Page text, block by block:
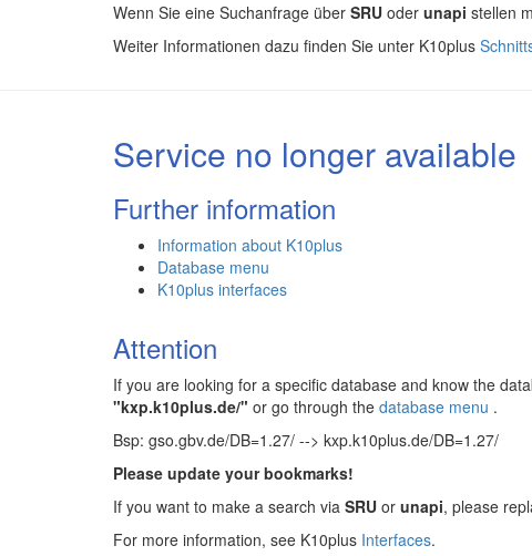
Wenn Sie eine Suchanfrage über SRU oder unapi stellen
Weiter Informationen dazu finden Sie unter K10plus
Service no longer available
Further information
Information about K10plus
Database menu
K10plus interfaces
Attention
If you are looking for a specific database and know the
"kxp.k10plus.de/" or go through the database menu .
Bsp: gso.gbv.de/DB=1.27/ --> kxp.k10plus.de/DB=1.27/
Please update your bookmarks!
If you want to make a search via SRU or unapi, please
For more information, see K10plus Interfaces.